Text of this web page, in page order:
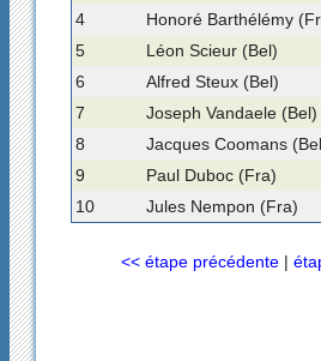
4
Honoré Barthélémy
5
Léon Scieur (Bel)
6
Alfred Steux (Bel)
7
Joseph Vandaele (Bel)
8
Jacques Coomans
9
Paul Duboc (Fra)
10
Jules Nempon (Fra)
<< étape précédente|